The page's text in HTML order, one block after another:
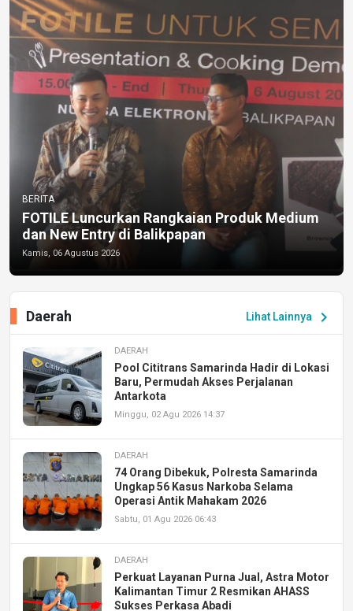
BERITA
FOTILE Luncurkan Rangkaian Produk Medium
dan New Entry di Balikpapan
Kamis, 06 Agustus 2026
Lihat Lainnya chevron_right
Daerah
DAERAH
Pool Cititrans Samarinda Hadir di Lokasi
Baru, Permudah Akses Perjalanan
Antarkota
Minggu, 02 Agu 2026 14:37
DAERAH
74 Orang Dibekuk, Polresta Samarinda
Ungkap 56 Kasus Narkoba Selama
Operasi Antik Mahakam 2026
Sabtu, 01 Agu 2026 06:43
DAERAH
Perkuat Layanan Purna Jual, Astra Motor
Kalimantan Timur 2 Resmikan AHASS
Sukses Perkasa Abadi